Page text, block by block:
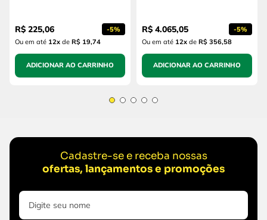
R$ 225,06 -5%
Ou em até 12x de R$ 19,74
ADICIONAR AO CARRINHO
R$ 4.065,05 -5%
Ou em até 12x de R$ 356,58
ADICIONAR AO CARRINHO
Cadastre-se e receba nossas
ofertas, lançamentos e promoções